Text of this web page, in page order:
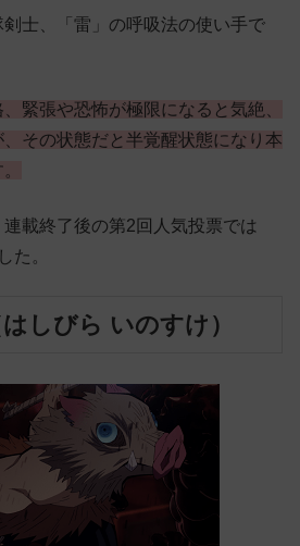
士、「雷」の呼吸法の使い手で
緊張や恐怖が極限になると気絶、
その状態だと半覚醒状態になり本
載終了後の第2回人気投票では
た。
しびら いのすけ）